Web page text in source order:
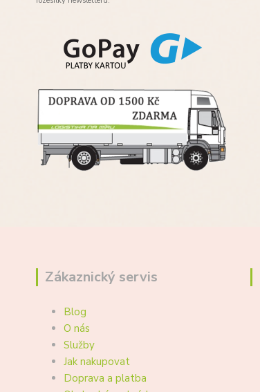
Zákaznický servis
Blog
O nás
Služby
Jak nakupovat
Doprava a platba